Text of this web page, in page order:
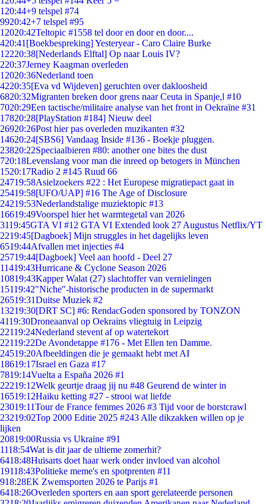
1 20:44+9 telspel #74
9920:42+7 telspel #95
12020:42Teltopic #1558 tel door en door en door....
420:41 [Boekbespreking] Yesteryear - Caro Claire Burke
12220:38[Nederlands Elftal] Op naar Louis IV?
220:37Jerney Kaagman overleden
12020:36Nederland toen
4220:35[Eva vd Wijdeven] geruchten over dakloosheid
6820:32Migranten breken door grens naar Ceuta in Spanje,l #10
7020:29Een tactische/militaire analyse van het front in Oekraïne #31
17820:28[PlayStation #184] Nieuw deel
26920:26Post hier pas overleden muzikanten #32
14620:24[SBS6] Vandaag Inside #136 - Boekje pluggen.
23820:22Speciaalbieren #80: another one bites the dust
720:18Levenslang voor man die inreed op betogers in München
1520:17Radio 2 #145 Ruud 66
24719:58Asielzoekers #22 : Het Europese migratiepact gaat in
25419:58[UFO/UAP] #16 The Age of Disclosure
24219:53Nederlandstalige muziektopic #13
16619:49Voorspel hier het warmtegetal van 2026
3119:45GTA VI #12 GTA VI Extended look 27 Augustus Netflix/YT
2219:45[Dagboek] Mijn struggles in het dagelijks leven
6519:44Afvallen met injecties #4
25719:44[Dagboek] Veel aan hoofd - Deel 27
11419:43Hurricane & Cyclone Season 2026
10819:43Kapper Walat (27) slachtoffer van vernielingen
15119:42"Niche"-historische producten in de supermarkt
26519:31Duitse Muziek #2
13219:30[DRT SC] #6: RendacGoden sponsored by TONZON
4119:30Droneaanval op Oekrains vliegtuig in Leipzig
22119:24Nederland stevent af op watertekort
22119:22De Avondetappe #176 - Met Ellen ten Damme.
24519:20Afbeeldingen die je gemaakt hebt met AI
18619:17Israel en Gaza #17
7819:14Vuelta a España 2026 #1
22219:12Welk geurtje draag jij nu #48 Geurend de winter in
16519:12Haiku ketting #27 - strooi wat liefde
23019:11Tour de France femmes 2026 #3 Tijd voor de borstcrawl
23219:02Top 2000 Editie 2025 #243 Alle dikzakken willen op je
lijken
20819:00Russia vs Ukraine #91
1118:54Wat is dit jaar de ultieme zomerhit?
6418:48Huisarts doet haar werk onder invloed van alcohol
19118:43Politieke meme's en spotprenten #11
918:28EK Zwemsporten 2026 te Parijs #1
6418:26Overleden sporters en aan sport gerelateerde personen